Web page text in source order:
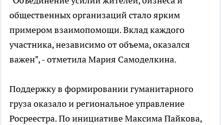
общественных организаций стало ярким
примером взаимопомощи. Вклад каждого
участника, независимо от объема, оказался
важен", - отметила Мария Самоделкина.
Поддержку в формировании гуманитарного
груза оказало и региональное управление
Росреестра. По инициативе Максима Пайкова,